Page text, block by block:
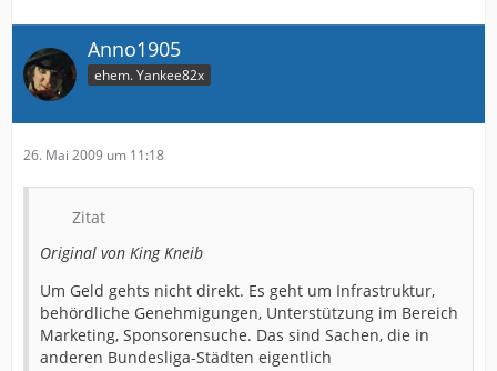
Anno1905
ehem. Yankee82x
26. Mai 2009 um 11:18
Zitat
Original von King Kneib
Um Geld gehts nicht direkt. Es geht um Infrastruktur,
behördliche Genehmigungen, Unterstützung im Bereich
Marketing, Sponsorensuche. Das sind Sachen, die in
anderen Bundesliga-Städten eigentlich